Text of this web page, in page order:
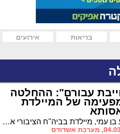
בריאות
אירועים
עבורם": ההחלטה
של המיילדת
נטע בן עמי, מיילדת בביה"ח הציבורי אסותא אשדוד, תושבת קיבוץ סעד שבעוטף עזה חזרה לביתה רק בסופ"ש האחרון לאחר שפונתה ממנו קרוב לחמישה חודשים. וזו ההחלטה שקיבלה למען החטופים שנותרו בעזה
אשדודס